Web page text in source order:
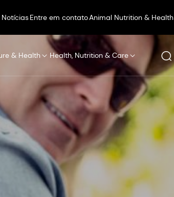
NotíciasEntre em contatoAnimal Nutrition & Health
& Health Health, Nutrition & Care